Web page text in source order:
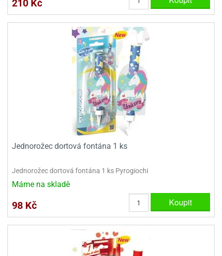
210 Kč
Jednorožec dortová fontána 1 ks
Jednorožec dortová fontána 1 ks Pyrogiochi
Máme na skladě
98 Kč Koupit